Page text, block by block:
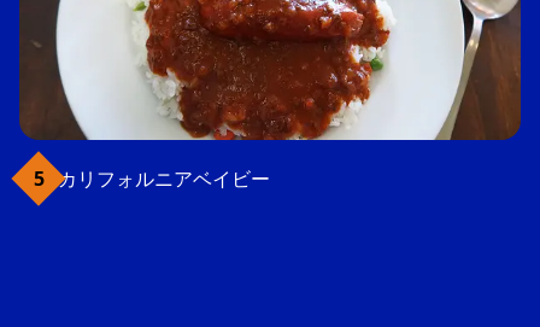
カリフォルニアベイビー